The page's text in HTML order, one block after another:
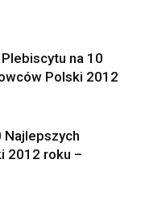
na 10
Polski 2012
Najlepszych
2012 roku –